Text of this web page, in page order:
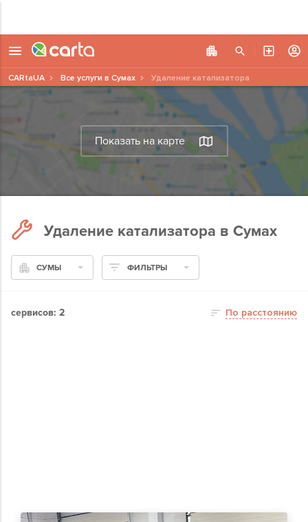
Показать на карте
CARtaUA Все услуги в Сумах Удаление катализатора
Удаление катализатора в Сумах
СУМЫ ФИЛЬТРЫ
сервисов: 2 По расстоянию